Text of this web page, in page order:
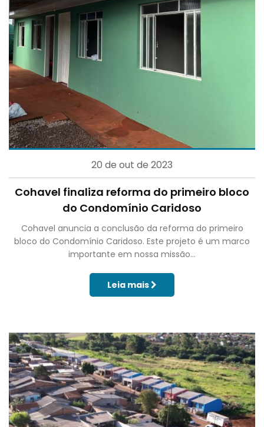
20 de out de 2023
Cohavel finaliza reforma do primeiro bloco
do Condomínio Caridoso
Cohavel anuncia a conclusão da reforma do primeiro
bloco do Condomínio Caridoso. Este projeto é um marco
importante em nossa missão...
Leia mais